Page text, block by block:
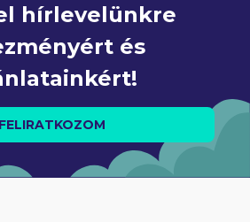
hírlevelünkre
és
FELIRATKOZOM